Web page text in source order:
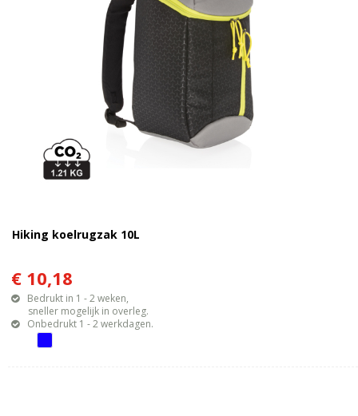
Hiking koelrugzak 10L
€ 10,18
Bedrukt in 1 - 2 weken,
sneller mogelijk in overleg.
Onbedrukt 1 - 2 werkdagen.